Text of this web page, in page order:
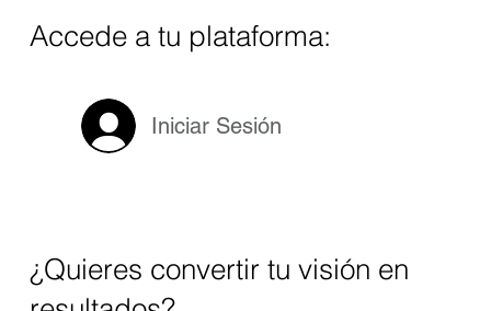
¿Quieres convertir tu visión en
Accede a tu plataforma:
Iniciar Sesión